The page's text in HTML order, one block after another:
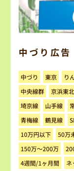
中づり広告
中づり 東京 り
中央線群 京浜東
埼京線
山手線
青梅線 鶴見線
10万円以下 50万
150万～200万
4週間/1ヶ月間 ネ